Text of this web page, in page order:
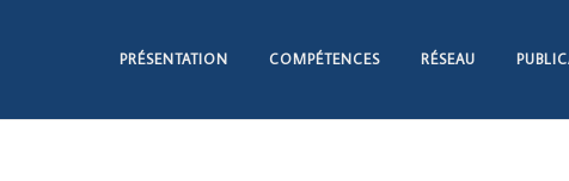
PRÉSENTATION COMPÉTENCES RÉSEAU